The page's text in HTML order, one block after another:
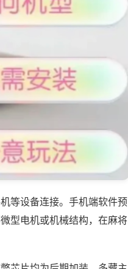
等设备连接。手机端软件预
型电机或机械结构，在麻将